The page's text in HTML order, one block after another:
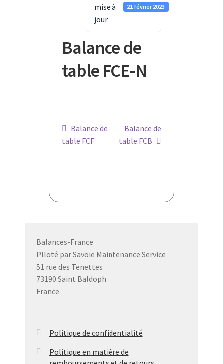
mise à
jour
21 février 2023
Balance de
table FCE-N
Navigation
de
Article
précédent :
Balance de
table FCF
Article
suivant :
Balance de
table FCB
Balances-France
PIloté par Savoie Maintenance Service
51 rue des Tenettes
73190 Saint Baldoph
France
Politique de confidentialité
Politique en matière de